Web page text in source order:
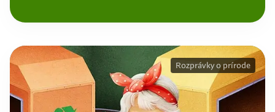
Rozprávky o prírode